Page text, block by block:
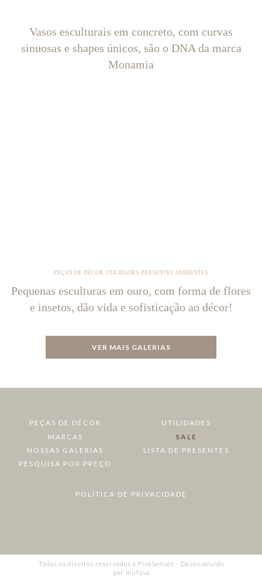
Vasos esculturais em concreto, com curvas
sinuosas e shapes únicos, são o DNA da marca
Monamia
PEÇAS DE DÉCOR UTILIDADES PRESENTES AMBIENTES
Pequenas esculturas em ouro, com forma de flores
e insetos, dão vida e sofisticação ao décor!
VER MAIS GALERIAS
PEÇAS DE DÉCOR
UTILIDADES
MARCAS
SALE
NOSSAS GALERIAS
LISTA DE PRESENTES
PESQUISA POR PREÇO
POLÍTICA DE PRIVACIDADE
Todos os direitos reservados a FiveSenses - Desenvolvido
por mufasa